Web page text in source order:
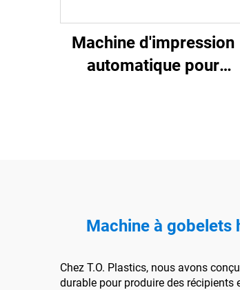
Machine d'impression
automatique pour
Machine à gobelets
Chez T.O. Plastics, nous avons
durable pour produire des